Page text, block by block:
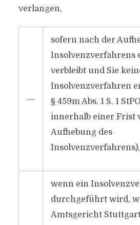
verlangen,
―
sofern nach der
Insolvenzverfahrens
verbleibt und Sie
Insolvenzverfahren
§ 459m Abs. 1 S. 1
innerhalb einer Frist
Aufhebung des
Insolvenzverfahrens),
wenn ein
durchgeführt wird,
Amtsgericht